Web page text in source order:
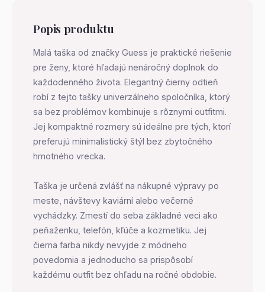
Popis produktu
Malá taška od značky Guess je praktické riešenie
pre ženy, ktoré hľadajú nenáročný doplnok do
každodenného života. Elegantný čierny odtieň
robí z tejto tašky univerzálneho spoločníka, ktorý
sa bez problémov kombinuje s rôznymi outfitmi.
Jej kompaktné rozmery sú ideálne pre tých, ktorí
preferujú minimalistický štýl bez zbytočného
hmotného vrecka.
Taška je určená zvlášť na nákupné výpravy po
meste, návštevy kaviární alebo večerné
vychádzky. Zmestí do seba základné veci ako
peňaženku, telefón, kľúče a kozmetiku. Jej
čierna farba nikdy nevyjde z módneho
povedomia a jednoducho sa prispôsobí
každému outfit bez ohľadu na ročné obdobie.